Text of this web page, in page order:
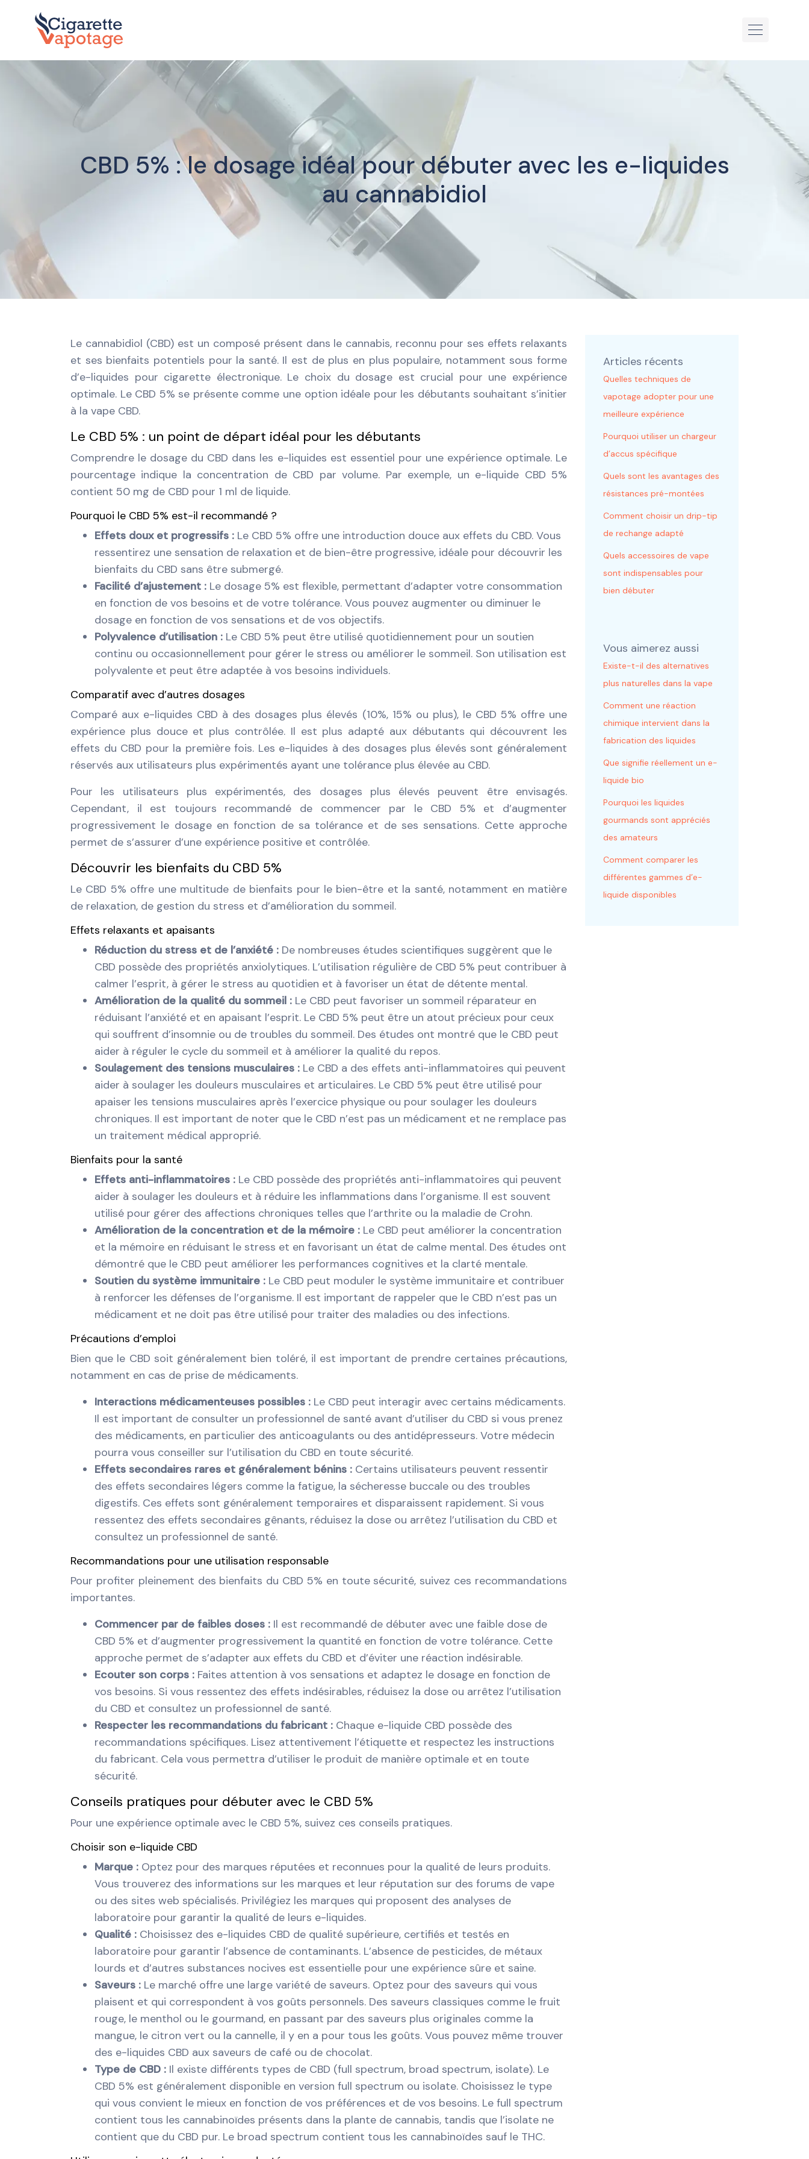
CBD 5% : le dosage idéal pour débuter avec les e-liquides
au cannabidiol
Le cannabidiol (CBD) est un composé présent dans le cannabis, reconnu pour ses effets relaxants
et ses bienfaits potentiels pour la santé. Il est de plus en plus populaire, notamment sous forme
d’e-liquides pour cigarette électronique. Le choix du dosage est crucial pour une expérience
optimale. Le CBD 5% se présente comme une option idéale pour les débutants souhaitant s’initier
à la vape CBD.
Le CBD 5% : un point de départ idéal pour les débutants
Comprendre le dosage du CBD dans les e-liquides est essentiel pour une expérience optimale. Le
pourcentage indique la concentration de CBD par volume. Par exemple, un e-liquide CBD 5%
contient 50 mg de CBD pour 1 ml de liquide.
Pourquoi le CBD 5% est-il recommandé ?
Effets doux et progressifs : Le CBD 5% offre une introduction douce aux effets du CBD. Vous
ressentirez une sensation de relaxation et de bien-être progressive, idéale pour découvrir les
bienfaits du CBD sans être submergé.
Facilité d’ajustement : Le dosage 5% est flexible, permettant d’adapter votre consommation
en fonction de vos besoins et de votre tolérance. Vous pouvez augmenter ou diminuer le
dosage en fonction de vos sensations et de vos objectifs.
Polyvalence d’utilisation : Le CBD 5% peut être utilisé quotidiennement pour un soutien
continu ou occasionnellement pour gérer le stress ou améliorer le sommeil. Son utilisation est
polyvalente et peut être adaptée à vos besoins individuels.
Comparatif avec d’autres dosages
Comparé aux e-liquides CBD à des dosages plus élevés (10%, 15% ou plus), le CBD 5% offre une
expérience plus douce et plus contrôlée. Il est plus adapté aux débutants qui découvrent les
effets du CBD pour la première fois. Les e-liquides à des dosages plus élevés sont généralement
réservés aux utilisateurs plus expérimentés ayant une tolérance plus élevée au CBD.
Pour les utilisateurs plus expérimentés, des dosages plus élevés peuvent être envisagés.
Cependant, il est toujours recommandé de commencer par le CBD 5% et d’augmenter
progressivement le dosage en fonction de sa tolérance et de ses sensations. Cette approche
permet de s’assurer d’une expérience positive et contrôlée.
Découvrir les bienfaits du CBD 5%
Le CBD 5% offre une multitude de bienfaits pour le bien-être et la santé, notamment en matière
de relaxation, de gestion du stress et d’amélioration du sommeil.
Effets relaxants et apaisants
Réduction du stress et de l’anxiété : De nombreuses études scientifiques suggèrent que le
CBD possède des propriétés anxiolytiques. L’utilisation régulière de CBD 5% peut contribuer à
calmer l’esprit, à gérer le stress au quotidien et à favoriser un état de détente mental.
Amélioration de la qualité du sommeil : Le CBD peut favoriser un sommeil réparateur en
réduisant l’anxiété et en apaisant l’esprit. Le CBD 5% peut être un atout précieux pour ceux
qui souffrent d’insomnie ou de troubles du sommeil. Des études ont montré que le CBD peut
aider à réguler le cycle du sommeil et à améliorer la qualité du repos.
Soulagement des tensions musculaires : Le CBD a des effets anti-inflammatoires qui peuvent
aider à soulager les douleurs musculaires et articulaires. Le CBD 5% peut être utilisé pour
apaiser les tensions musculaires après l’exercice physique ou pour soulager les douleurs
chroniques. Il est important de noter que le CBD n’est pas un médicament et ne remplace pas
un traitement médical approprié.
Bienfaits pour la santé
Effets anti-inflammatoires : Le CBD possède des propriétés anti-inflammatoires qui peuvent
aider à soulager les douleurs et à réduire les inflammations dans l’organisme. Il est souvent
utilisé pour gérer des affections chroniques telles que l’arthrite ou la maladie de Crohn.
Amélioration de la concentration et de la mémoire : Le CBD peut améliorer la concentration
et la mémoire en réduisant le stress et en favorisant un état de calme mental. Des études ont
démontré que le CBD peut améliorer les performances cognitives et la clarté mentale.
Soutien du système immunitaire : Le CBD peut moduler le système immunitaire et contribuer
à renforcer les défenses de l’organisme. Il est important de rappeler que le CBD n’est pas un
médicament et ne doit pas être utilisé pour traiter des maladies ou des infections.
Précautions d’emploi
Bien que le CBD soit généralement bien toléré, il est important de prendre certaines précautions,
notamment en cas de prise de médicaments.
Interactions médicamenteuses possibles : Le CBD peut interagir avec certains médicaments.
Il est important de consulter un professionnel de santé avant d’utiliser du CBD si vous prenez
des médicaments, en particulier des anticoagulants ou des antidépresseurs. Votre médecin
pourra vous conseiller sur l’utilisation du CBD en toute sécurité.
Effets secondaires rares et généralement bénins : Certains utilisateurs peuvent ressentir
des effets secondaires légers comme la fatigue, la sécheresse buccale ou des troubles
digestifs. Ces effets sont généralement temporaires et disparaissent rapidement. Si vous
ressentez des effets secondaires gênants, réduisez la dose ou arrêtez l’utilisation du CBD et
consultez un professionnel de santé.
Recommandations pour une utilisation responsable
Pour profiter pleinement des bienfaits du CBD 5% en toute sécurité, suivez ces recommandations
importantes.
Commencer par de faibles doses : Il est recommandé de débuter avec une faible dose de
CBD 5% et d’augmenter progressivement la quantité en fonction de votre tolérance. Cette
approche permet de s’adapter aux effets du CBD et d’éviter une réaction indésirable.
Ecouter son corps : Faites attention à vos sensations et adaptez le dosage en fonction de
vos besoins. Si vous ressentez des effets indésirables, réduisez la dose ou arrêtez l’utilisation
du CBD et consultez un professionnel de santé.
Respecter les recommandations du fabricant : Chaque e-liquide CBD possède des
recommandations spécifiques. Lisez attentivement l’étiquette et respectez les instructions
du fabricant. Cela vous permettra d’utiliser le produit de manière optimale et en toute
sécurité.
Conseils pratiques pour débuter avec le CBD 5%
Pour une expérience optimale avec le CBD 5%, suivez ces conseils pratiques.
Choisir son e-liquide CBD
Marque : Optez pour des marques réputées et reconnues pour la qualité de leurs produits.
Vous trouverez des informations sur les marques et leur réputation sur des forums de vape
ou des sites web spécialisés. Privilégiez les marques qui proposent des analyses de
laboratoire pour garantir la qualité de leurs e-liquides.
Qualité : Choisissez des e-liquides CBD de qualité supérieure, certifiés et testés en
laboratoire pour garantir l’absence de contaminants. L’absence de pesticides, de métaux
lourds et d’autres substances nocives est essentielle pour une expérience sûre et saine.
Saveurs : Le marché offre une large variété de saveurs. Optez pour des saveurs qui vous
plaisent et qui correspondent à vos goûts personnels. Des saveurs classiques comme le fruit
rouge, le menthol ou le gourmand, en passant par des saveurs plus originales comme la
mangue, le citron vert ou la cannelle, il y en a pour tous les goûts. Vous pouvez même trouver
des e-liquides CBD aux saveurs de café ou de chocolat.
Type de CBD : Il existe différents types de CBD (full spectrum, broad spectrum, isolate). Le
CBD 5% est généralement disponible en version full spectrum ou isolate. Choisissez le type
qui vous convient le mieux en fonction de vos préférences et de vos besoins. Le full spectrum
contient tous les cannabinoïdes présents dans la plante de cannabis, tandis que l’isolate ne
contient que du CBD pur. Le broad spectrum contient tous les cannabinoïdes sauf le THC.
Articles récents
Quelles techniques de
vapotage adopter pour une
meilleure expérience
Pourquoi utiliser un chargeur
d’accus spécifique
Quels sont les avantages des
résistances pré-montées
Comment choisir un drip-tip
de rechange adapté
Quels accessoires de vape
sont indispensables pour
bien débuter
Vous aimerez aussi
Existe-t-il des alternatives
plus naturelles dans la vape
Comment une réaction
chimique intervient dans la
fabrication des liquides
Que signifie réellement un e-
liquide bio
Pourquoi les liquides
gourmands sont appréciés
des amateurs
Comment comparer les
différentes gammes d’e-
liquide disponibles